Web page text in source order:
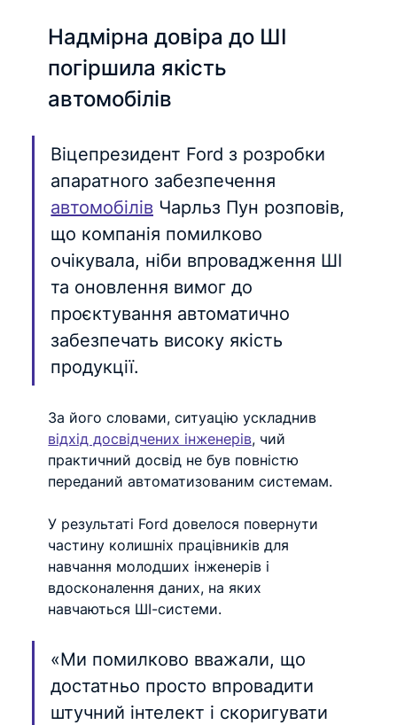
Надмірна довіра до ШІ
погіршила якість
автомобілів
Віцепрезидент Ford з розробки
апаратного забезпечення
автомобілів Чарльз Пун розповів,
що компанія помилково
очікувала, ніби впровадження ШІ
та оновлення вимог до
проєктування автоматично
забезпечать високу якість
продукції.
За його словами, ситуацію ускладнив
відхід досвідчених інженерів, чий
практичний досвід не був повністю
переданий автоматизованим системам.
У результаті Ford довелося повернути
частину колишніх працівників для
навчання молодших інженерів і
вдосконалення даних, на яких
навчаються ШІ-системи.
«Ми помилково вважали, що
достатньо просто впровадити
штучний інтелект і скоригувати